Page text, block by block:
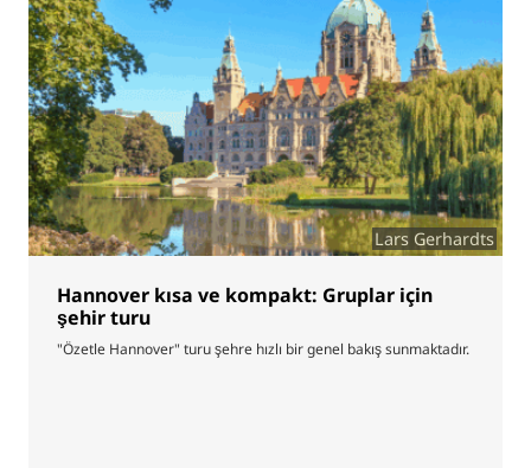
Lars Gerhardts
Hannover kısa ve kompakt: Gruplar için
şehir turu
"Özetle Hannover" turu şehre hızlı bir genel bakış sunmaktadır.